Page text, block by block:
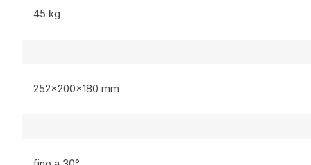
45 kg
252x200x180 mm